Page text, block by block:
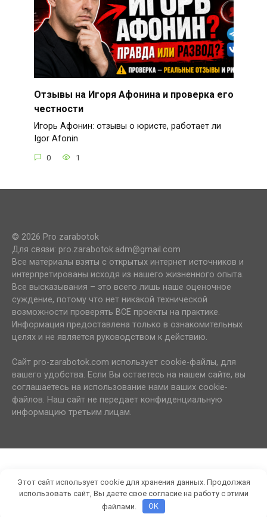
Отзывы на Игоря Афонина и проверка его
честности
Игорь Афонин: отзывы о юристе, работает ли
Igor Afonin
0 1
© 2026 Pro zarabotok
Для связи: pro.zarabotok.adm@gmail.com
Все материалы взяты с открытых интернет источников и
интерпретированы исходя из нашего жизненного опыта.
Все высказывания – это всего лишь наше оценочное
суждение, потому что нет никакой технической
возможности проверять ВСЕ проекты на практике.
Информация предоставлена только в ознакомительных
целях и не является руководством к действию.
Сайт pro-zarabotok.com использует cookie-файлы, для
вашего удобства. Если Вы остаетесь на нашем сайте, вы
соглашаетесь на использование нами ваших cookie-
файлов. Наш сайт не передает конфиденциальную
информацию третьим лицам.
Этот сайт использует cookie для хранения данных. Продолжая
использовать сайт, Вы даете свое согласие на работу с этими
файлами.
OK